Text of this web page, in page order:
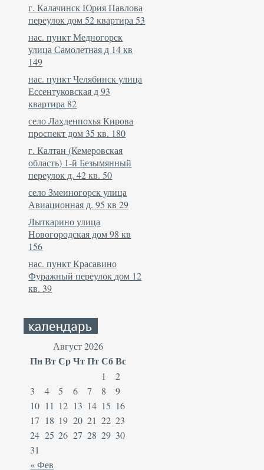
г. Калачинск Юрия Павлова
переулок дом 52 квартира 53
нас. пункт Медногорск
улица Самолетная д 14 кв
149
нас. пункт Челябинск улица
Ессентуковская д 93
квартира 82
село Лахденпохья Кирова
проспект дом 35 кв. 180
г. Калтан (Кемеровская
область) 1-й Безымянный
переулок д. 42 кв. 50
село Змеиногорск улица
Авиационная д. 95 кв 29
Лыткарино улица
Новогородская дом 98 кв
156
нас. пункт Красавино
Фуражный переулок дом 12
кв. 39
Август 2026
ПнВтСрЧтПтСбВс
« Фев
1
2
3
4 5 6 7 8
9
10 11 12 13 14 15 16
17 18 19 20 21 22 23
24 25 26 27 28 29 30
31